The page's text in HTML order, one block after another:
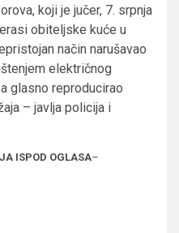
koji je jučer, 7. srpnja
obiteljske kuće u
način narušavao
električnog
glasno reproducirao
– javlja policija i
ISPOD OGLASA–